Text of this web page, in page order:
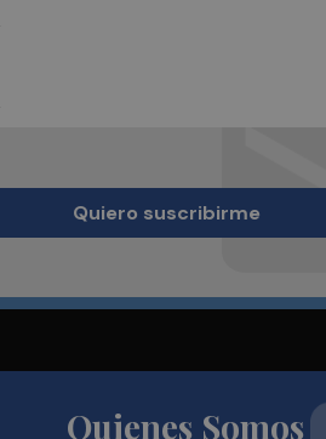
Quiero suscribirme
Quienes Somos